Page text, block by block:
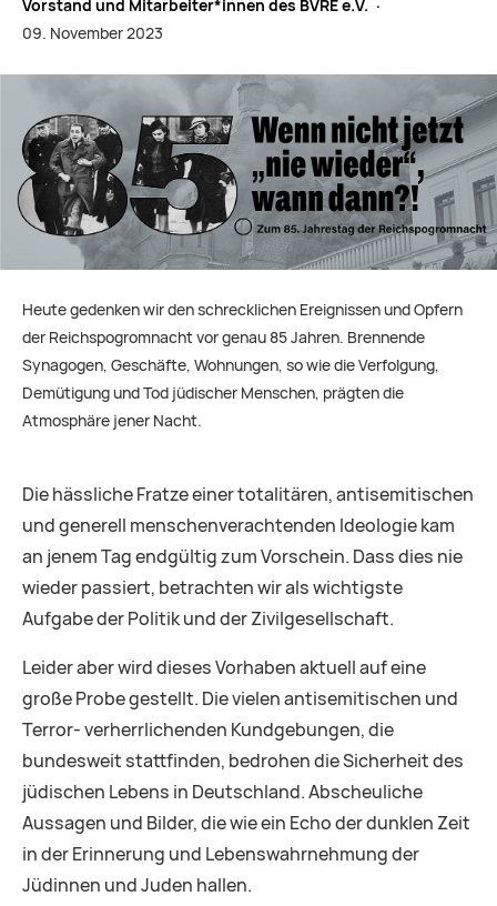
Vorstand und Mitarbeiter*innen des BVRE e.V. ·
09. November 2023
Heute gedenken wir den schrecklichen Ereignissen und Opfern
der Reichspogromnacht vor genau 85 Jahren. Brennende
Synagogen, Geschäfte, Wohnungen, so wie die Verfolgung,
Demütigung und Tod jüdischer Menschen, prägten die
Atmosphäre jener Nacht.
Die hässliche Fratze einer totalitären, antisemitischen
und generell menschenverachtenden Ideologie kam
an jenem Tag endgültig zum Vorschein. Dass dies nie
wieder passiert, betrachten wir als wichtigste
Aufgabe der Politik und der Zivilgesellschaft.
Leider aber wird dieses Vorhaben aktuell auf eine
große Probe gestellt. Die vielen antisemitischen und
Terror- verherrlichenden Kundgebungen, die
bundesweit stattfinden, bedrohen die Sicherheit des
jüdischen Lebens in Deutschland. Abscheuliche
Aussagen und Bilder, die wie ein Echo der dunklen Zeit
in der Erinnerung und Lebenswahrnehmung der
Jüdinnen und Juden hallen.